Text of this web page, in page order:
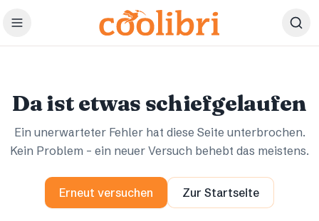
Zum Hauptinhalt springen
Da ist etwas schiefgelaufen
Ein unerwarteter Fehler hat diese Seite unterbrochen.
Kein Problem – ein neuer Versuch behebt das meistens.
Erneut versuchen Zur Startseite